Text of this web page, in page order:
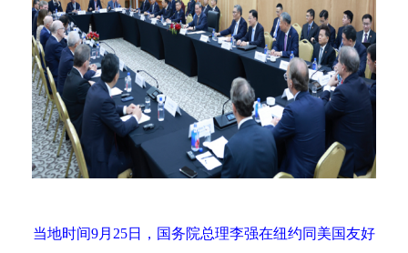
当地时间9月25日，国务院总理李强在纽约同美国友好